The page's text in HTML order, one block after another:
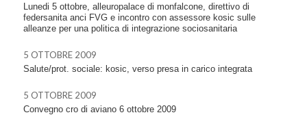
Lunedi 5 ottobre, alleuropalace di monfalcone, direttivo di
federsanita anci FVG e incontro con assessore kosic sulle
alleanze per una politica di integrazione sociosanitaria
5 OTTOBRE 2009
Salute/prot. sociale: kosic, verso presa in carico integrata
5 OTTOBRE 2009
Convegno cro di aviano 6 ottobre 2009